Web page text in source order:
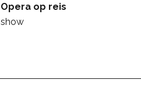
Opera op reis
show